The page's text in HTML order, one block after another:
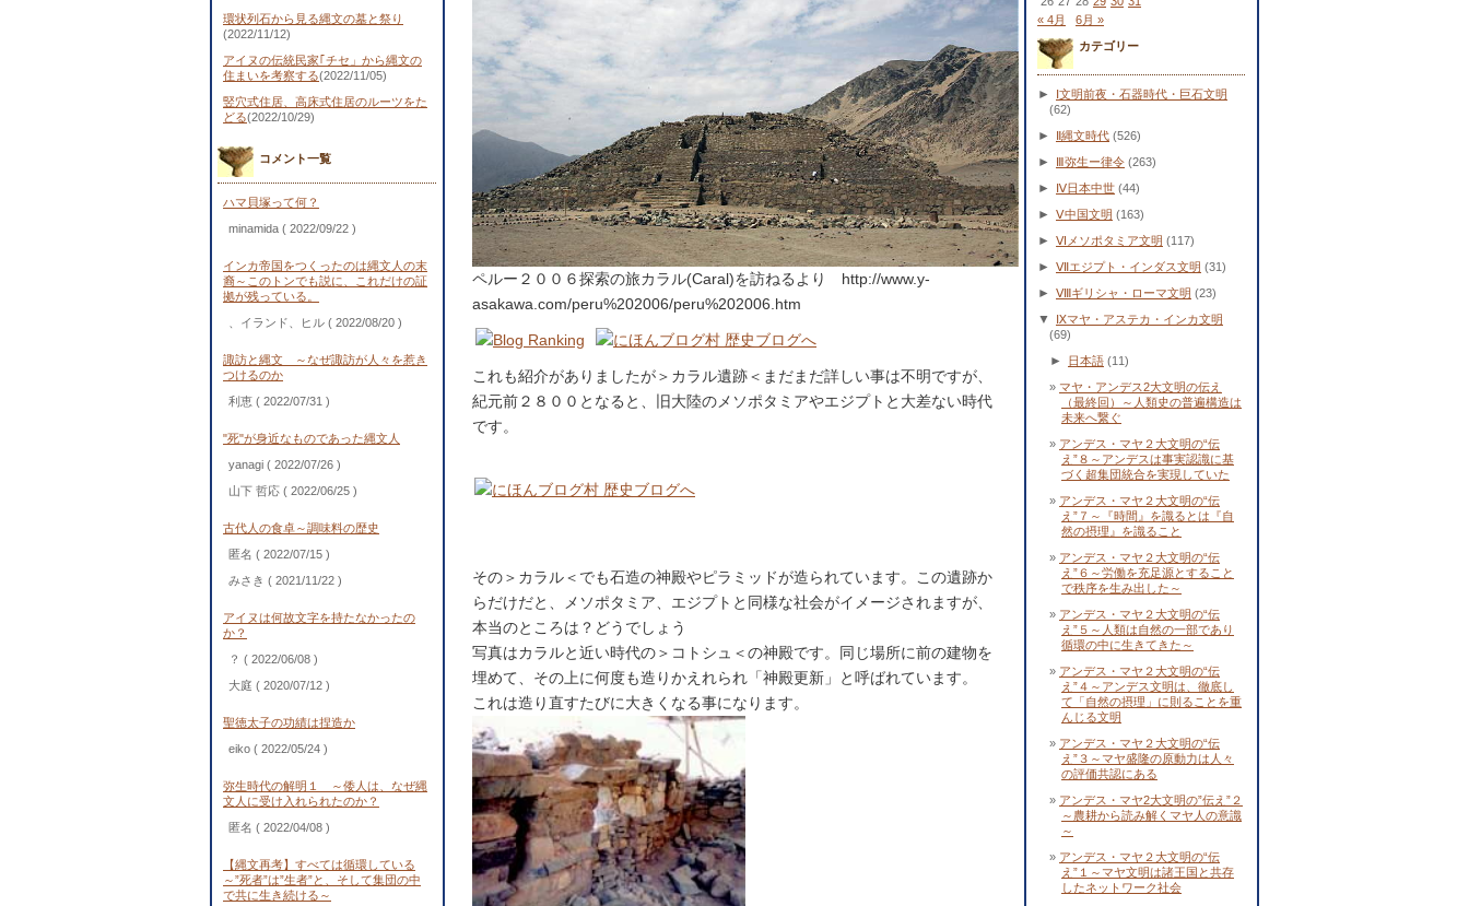
環状列石から見る縄文の墓と祭り
(2022/11/12)
アイヌの伝統民家｢チセ」から縄文の
住まいを考察する(2022/11/05)
竪穴式住居、高床式住居のルーツをた
どる(2022/10/29)
コメント一覧
ハマ貝塚って何？
minamida ( 2022/09/22 )
インカ帝国をつくったのは縄文人の末
裔～このトンでも説に、これだけの証
拠が残っている。
、イランド、ヒル ( 2022/08/20 )
諏訪と縄文 ～なぜ諏訪が人々を惹き
つけるのか
利恵 ( 2022/07/31 )
"死"が身近なものであった縄文人
yanagi ( 2022/07/26 )
山下 哲応 ( 2022/06/25 )
古代人の食卓～調味料の歴史
匿名 ( 2022/07/15 )
みさき ( 2021/11/22 )
アイヌは何故文字を持たなかったの
か？
？ ( 2022/06/08 )
大庭 ( 2020/07/12 )
聖徳太子の功績は捏造か
eiko ( 2022/05/24 )
弥生時代の解明１ ～倭人は、なぜ縄
文人に受け入れられたのか？
匿名 ( 2022/04/08 )
【縄文再考】すべては循環している
～”死者”は”生者”と、そして集団の中
で共に生き続ける～
ペルー２００６探索の旅カラル(Caral)を訪ねるより http://www.y-
asakawa.com/peru%202006/peru%202006.htm
これも紹介がありましたが＞カラル遺跡＜まだまだ詳しい事は不明ですが、
紀元前２８００となると、旧大陸のメソポタミアやエジプトと大差ない時代
です。
その＞カラル＜でも石造の神殿やピラミッドが造られています。この遺跡か
らだけだと、メソポタミア、エジプトと同様な社会がイメージされますが、
本当のところは？どうでしょう
写真はカラルと近い時代の＞コトシュ＜の神殿です。同じ場所に前の建物を
埋めて、その上に何度も造りかえれられ「神殿更新」と呼ばれています。
これは造り直すたびに大きくなる事になります。
« 4月
6月 »
カテゴリー
►
Ⅰ文明前夜・石器時代・巨石文明
(62)
► Ⅱ縄文時代 (526)
► Ⅲ弥生ー律令 (263)
► Ⅳ日本中世 (44)
► Ⅴ中国文明 (163)
► Ⅵメソポタミア文明 (117)
► Ⅶエジプト・インダス文明 (31)
► Ⅷギリシャ・ローマ文明 (23)
▼
Ⅸマヤ・アステカ・インカ文明
(69)
► 日本語 (11)
マヤ・アンデス2大文明の伝え
（最終回）～人類史の普遍構造は
未来へ繋ぐ
アンデス・マヤ２大文明の“伝
え”８～アンデスは事実認識に基
づく超集団統合を実現していた
アンデス・マヤ２大文明の“伝
え”７～『時間』を識るとは『自
然の摂理』を識ること
アンデス・マヤ２大文明の“伝
え”６～労働を充足源とすること
で秩序を生み出した～
アンデス・マヤ２大文明の“伝
え”５～人類は自然の一部であり
循環の中に生きてきた～
アンデス・マヤ２大文明の“伝
え”４～アンデス文明は、徹底し
て「自然の摂理」に則ることを重
んじる文明
アンデス・マヤ２大文明の“伝
え”３～マヤ盛隆の原動力は人々
の評価共認にある
アンデス・マヤ2大文明の”伝え”２
～農耕から読み解くマヤ人の意識
～
アンデス・マヤ２大文明の“伝
え”１～マヤ文明は諸王国と共存
したネットワーク社会